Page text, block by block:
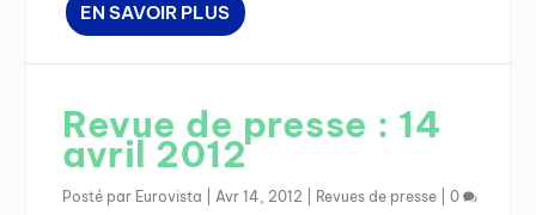
EN SAVOIR PLUS
Revue de presse : 14
avril 2012
Posté par Eurovista |Avr 14, 2012 Revues de presse |0